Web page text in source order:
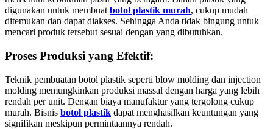
digunakan untuk membuat botol plastik murah, cukup mudah
ditemukan dan dapat diakses. Sehingga Anda tidak bingung untuk
mencari produk tersebut sesuai dengan yang dibutuhkan.
Proses Produksi yang Efektif:
Teknik pembuatan botol plastik seperti blow molding dan injection
molding memungkinkan produksi massal dengan harga yang lebih
rendah per unit. Dengan biaya manufaktur yang tergolong cukup
murah. Bisnis botol plastik dapat menghasilkan keuntungan yang
signifikan meskipun permintaannya rendah.